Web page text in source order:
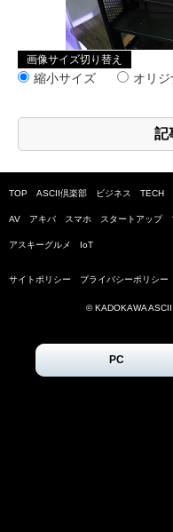
画像サイズ切り替え
縮小サイズ オリ
記
TOP ASCII倶楽部 ビジネス TECH
AV アキバ スマホ スタートアップ
アスキーグルメ IoT
サイトポリシー プライバシーポリシー
© KADOKAWA
PC